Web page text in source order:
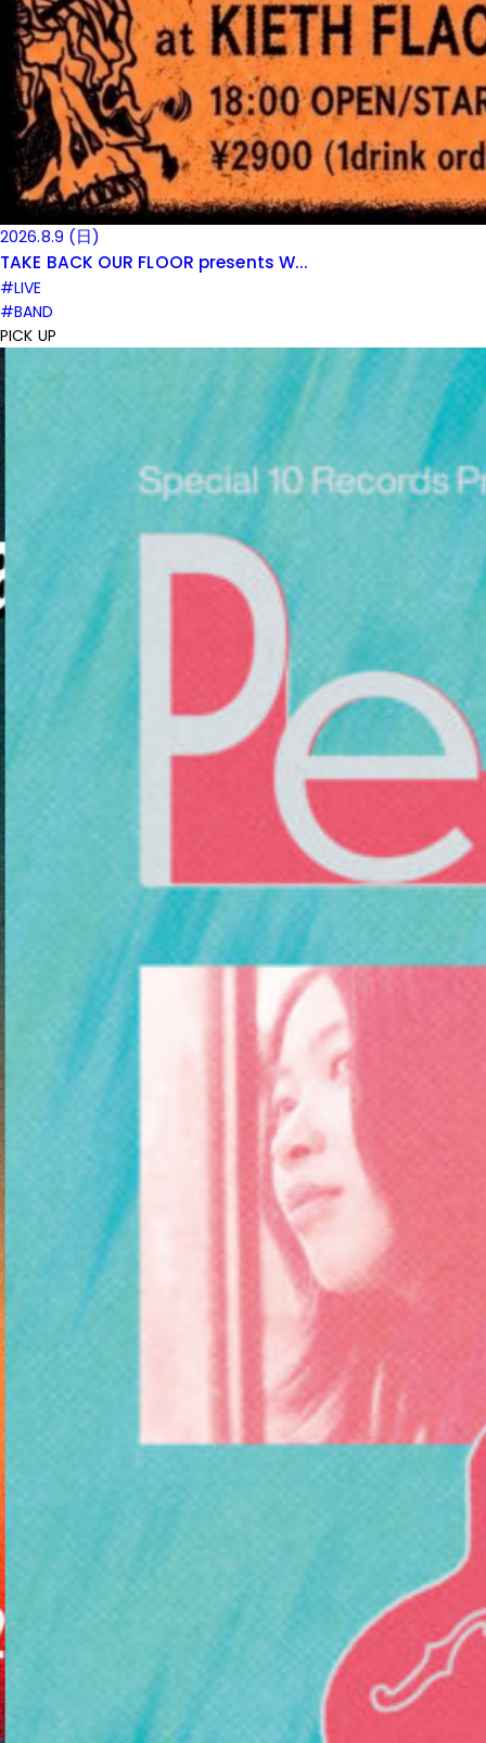
2026.8.9 (日)
TAKE BACK OUR FLOOR presents W...
#LIVE
#BAND
PICK UP